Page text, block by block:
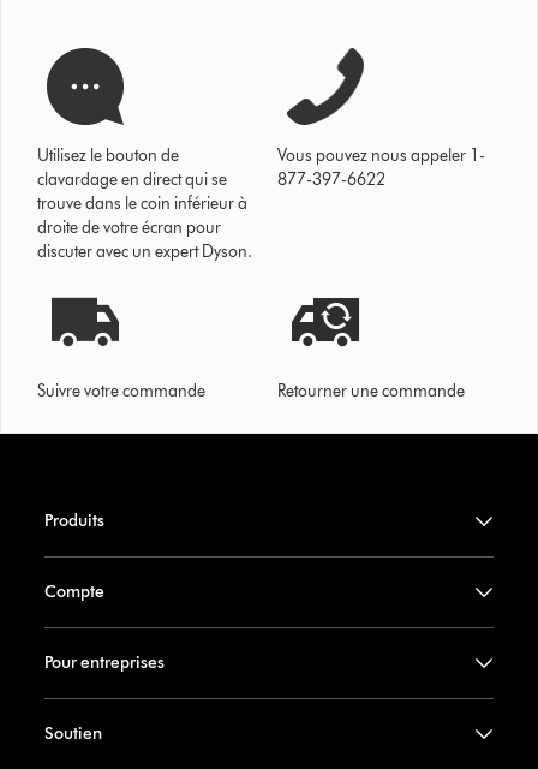
Utilisez le bouton de
clavardage en direct qui se
trouve dans le coin inférieur à
droite de votre écran pour
discuter avec un expert Dyson.
Vous pouvez nous appeler 1-
877-397-6622
Suivre votre commande Retourner une commande
Produits
Compte
Pour entreprises
Soutien